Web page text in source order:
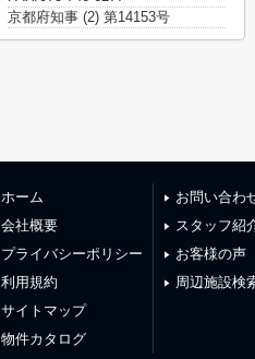
京都府知事 (2) 第14153号
ホーム
会社概要
プライバシーポリシー
利用規約
サイトマップ
物件カタログ
お問い合わ
スタッフ紹
お客様の声
周辺施設検